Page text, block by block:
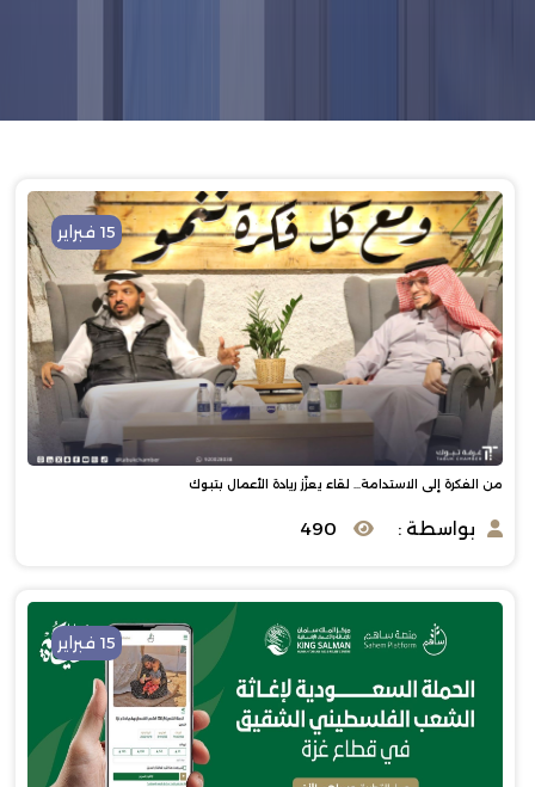
15 فبراير
من الفكرة إلى الاستدامة… لقاء يعزّز ريادة الأعمال بتبوك
بواسطة : 490
15 فبراير